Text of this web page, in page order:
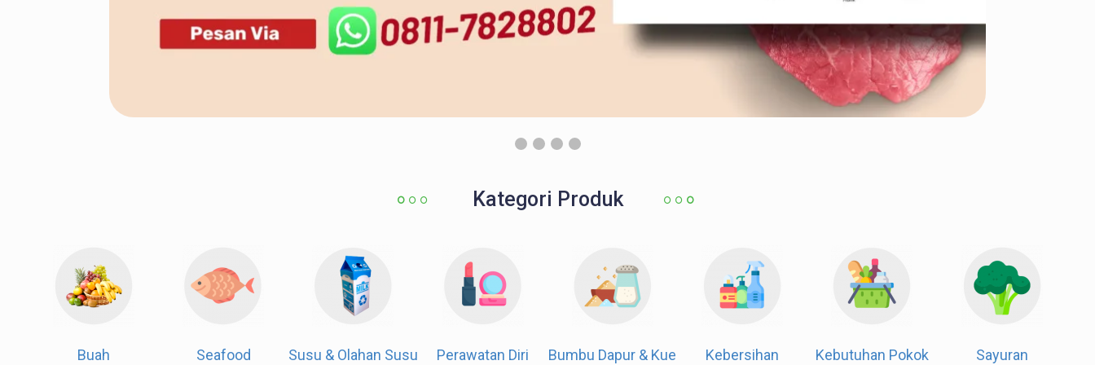
Kategori Produk
Kebutuhan Pokok
Kebersihan
Bumbu Dapur & Kue
Perawatan Diri
Susu & Olahan Susu
Seafood
Buah
Daging